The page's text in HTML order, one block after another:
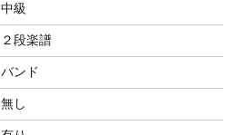
中級
２段楽譜
バンド
無し